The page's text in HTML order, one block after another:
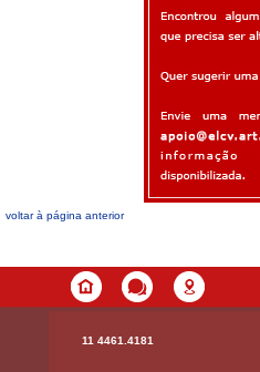
voltar à página anterior
11 4461.4181